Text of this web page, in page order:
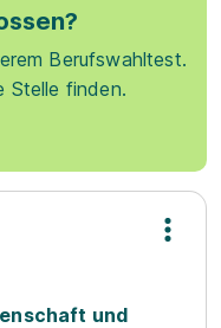
Berufswahltest.
Stelle finden.
und